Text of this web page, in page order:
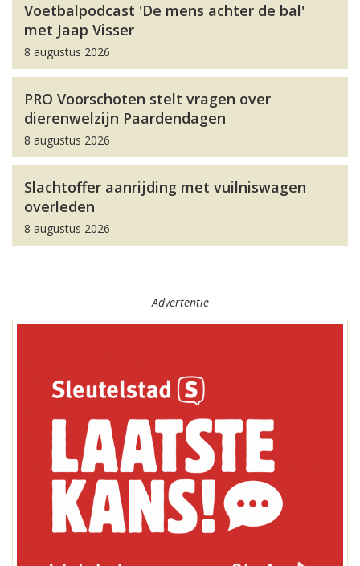
Voetbalpodcast 'De mens achter de bal'
met Jaap Visser
8 augustus 2026
PRO Voorschoten stelt vragen over
dierenwelzijn Paardendagen
8 augustus 2026
Slachtoffer aanrijding met vuilniswagen
overleden
8 augustus 2026
Advertentie